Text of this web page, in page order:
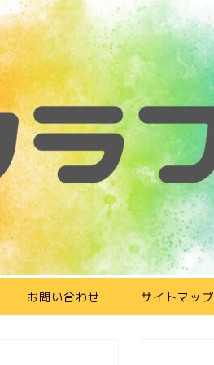
お問い合わせ サイトマップ